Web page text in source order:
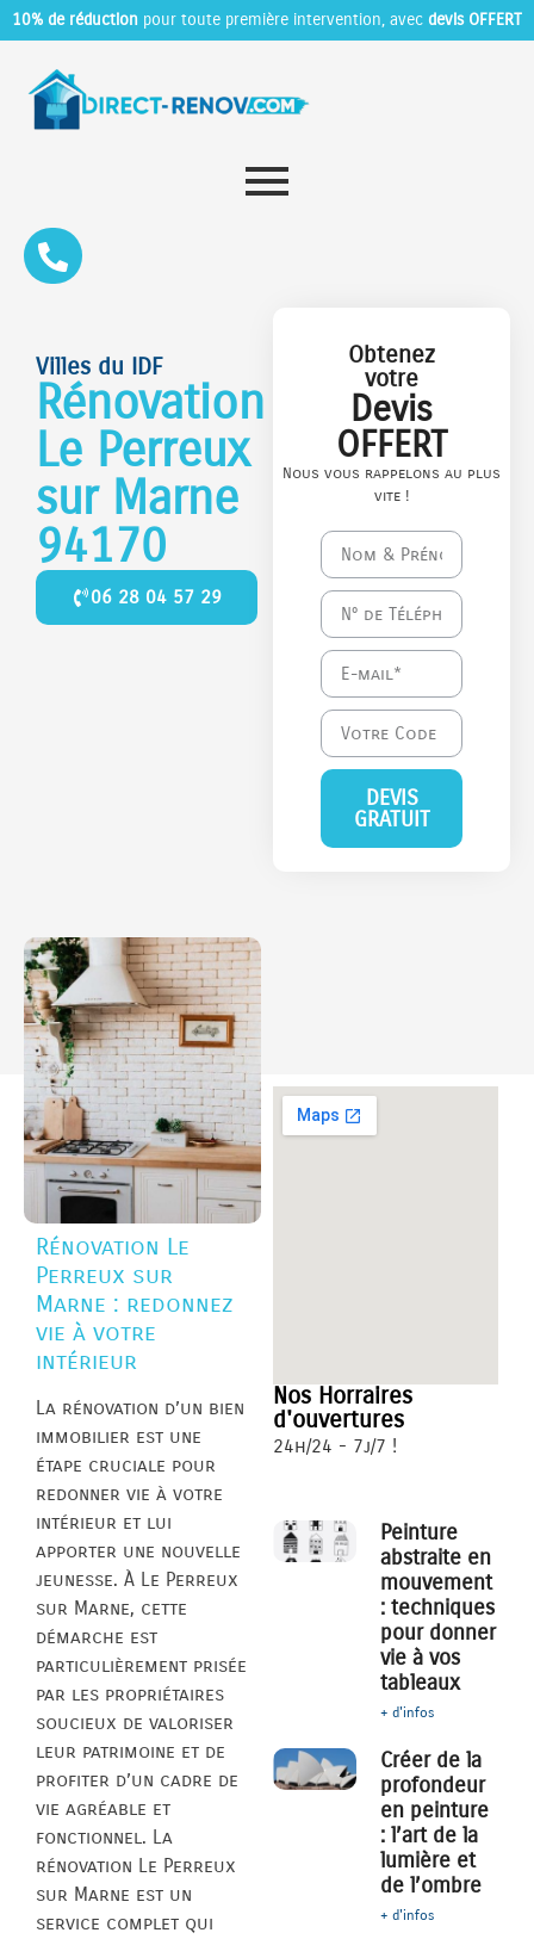
10% de réduction pour toute première intervention, avec devis OFFERT
Villes du IDF
Rénovation
Le Perreux
sur Marne
94170
06 28 04 57 29
Obtenez
votre
Devis
OFFERT
Nous vous rappelons au plus
vite !
DEVIS
GRATUIT
Rénovation Le
Perreux sur
Marne : redonnez
vie à votre
intérieur
La rénovation d’un bien
immobilier est une
étape cruciale pour
redonner vie à votre
intérieur et lui
apporter une nouvelle
jeunesse. À Le Perreux
sur Marne, cette
démarche est
particulièrement prisée
par les propriétaires
soucieux de valoriser
leur patrimoine et de
profiter d’un cadre de
vie agréable et
fonctionnel. La
rénovation Le Perreux
sur Marne est un
service complet qui
Nos Horraires
d'ouvertures
24h/24 - 7j/7 !
Peinture
abstraite en
mouvement
: techniques
pour donner
vie à vos
tableaux
+ d'infos
Créer de la
profondeur
en peinture
: l’art de la
lumière et
de l’ombre
+ d'infos